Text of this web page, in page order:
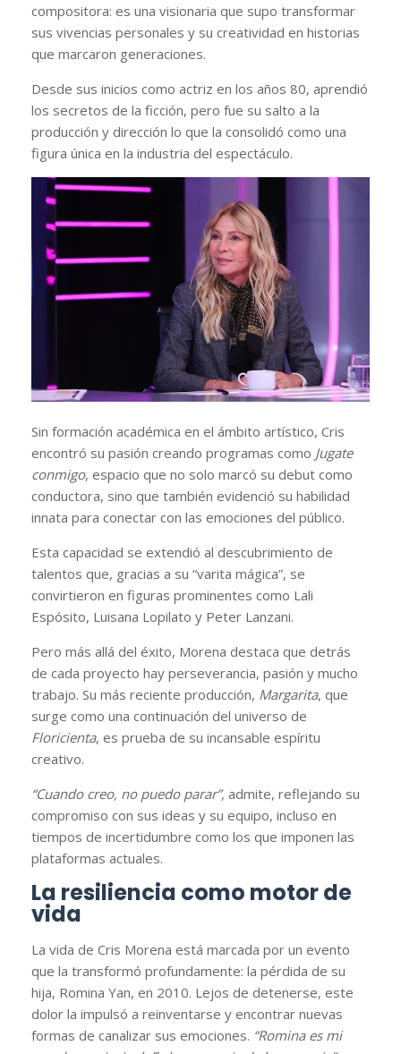
compositora: es una visionaria que supo transformar
sus vivencias personales y su creatividad en historias
que marcaron generaciones.
Desde sus inicios como actriz en los años 80, aprendió
los secretos de la ficción, pero fue su salto a la
producción y dirección lo que la consolidó como una
figura única en la industria del espectáculo.
Sin formación académica en el ámbito artístico, Cris
encontró su pasión creando programas como Jugate
conmigo, espacio que no solo marcó su debut como
conductora, sino que también evidenció su habilidad
innata para conectar con las emociones del público.
Esta capacidad se extendió al descubrimiento de
talentos que, gracias a su “varita mágica”, se
convirtieron en figuras prominentes como Lali
Espósito, Luisana Lopilato y Peter Lanzani.
Pero más allá del éxito, Morena destaca que detrás
de cada proyecto hay perseverancia, pasión y mucho
trabajo. Su más reciente producción, Margarita, que
surge como una continuación del universo de
Floricienta, es prueba de su incansable espíritu
creativo.
“Cuando creo, no puedo parar”, admite, reflejando su
compromiso con sus ideas y su equipo, incluso en
tiempos de incertidumbre como los que imponen las
plataformas actuales.
La resiliencia como motor de
vida
La vida de Cris Morena está marcada por un evento
que la transformó profundamente: la pérdida de su
hija, Romina Yan, en 2010. Lejos de detenerse, este
dolor la impulsó a reinventarse y encontrar nuevas
formas de canalizar sus emociones. “Romina es mi